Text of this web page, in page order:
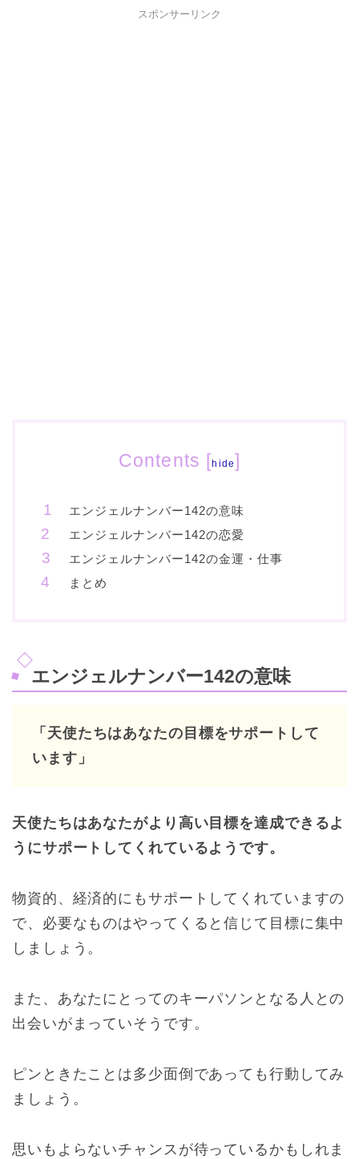
スポンサーリンク
Contents [hide]
エンジェルナンバー142の意味
エンジェルナンバー142の恋愛
エンジェルナンバー142の金運・仕事
まとめ
エンジェルナンバー142の意味
「天使たちはあなたの目標をサポートして
います」
天使たちはあなたがより高い目標を達成できるよ
うにサポートしてくれているようです。
物資的、経済的にもサポートしてくれていますの
で、必要なものはやってくると信じて目標に集中
しましょう。
また、あなたにとってのキーパソンとなる人との
出会いがまっていそうです。
ピンときたことは多少面倒であっても行動してみ
ましょう。
思いもよらないチャンスが待っているかもしれま